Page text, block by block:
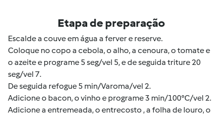
Etapa de preparação
Escalde a couve em água a ferver e reserve.
Coloque no copo a cebola, o alho, a cenoura, o tomate e
o azeite e programe 5 seg/vel 5, e de seguida triture 20
seg/vel 7.
De seguida refogue 5 min/Varoma/vel 2.
Adicione o bacon, o vinho e programe 3 min/100°C/vel 2.
Adicione a entremeada, o entrecosto , a folha de louro, o